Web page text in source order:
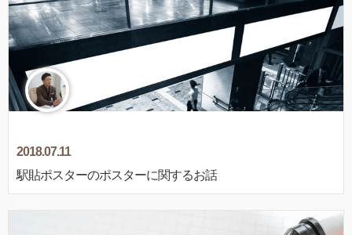
2018.07.11
駅貼ポスターのポスターに関するお話